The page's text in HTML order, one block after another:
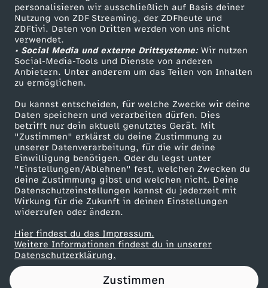
personalisieren wir ausschließlich auf Basis deiner
Nutzung von ZDF Streaming, der ZDFheute und
ZDFtivi. Daten von Dritten werden von uns nicht
verwendet.
• Social Media und externe Drittsysteme:Wir nutzen
Social-Media-Tools und Dienste von anderen
Anbietern. Unter anderem um das Teilen von Inhalten
zu ermöglichen.
Du kannst entscheiden, für welche Zwecke wir deine
Daten speichern und verarbeiten dürfen. Dies
betrifft nur dein aktuell genutztes Gerät. Mit
"Zustimmen" erklärst du deine Zustimmung zu
unserer Datenverarbeitung, für die wir deine
Einwilligung benötigen. Oder du legst unter
"Einstellungen/Ablehnen" fest, welchen Zwecken du
deine Zustimmung gibst und welchen nicht. Deine
Datenschutzeinstellungen kannst du jederzeit mit
Wirkung für die Zukunft in deinen Einstellungen
widerrufen oder ändern.
Hier findest du das Impressum.
Weitere Informationen findest du in unserer
Datenschutzerklärung.
Zustimmen
e
r
i
n
n
e
n
a
u
f
ZDF Unternehmen
Karriere
ZDF goes Schule
Werbefernsehen
Mainzelmännchen
Partner